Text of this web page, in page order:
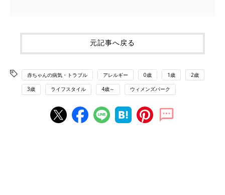
元記事へ戻る
赤ちゃんの病気・トラブル アレルギー 0歳 1歳 2歳
3歳 ライフスタイル 4歳～ ウィメンズパーク